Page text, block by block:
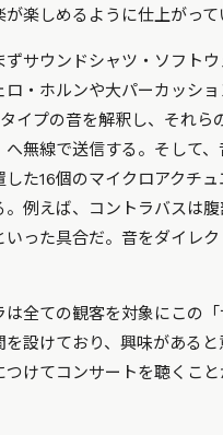
楽しめるように仕上がって
サウンドシャツ・ソフトウ
ロ・ホルンや大パーカッシ
イプの音を解釈し、それら
へ無線で送信する。そして
た16個のマイクロアクチュ
。例えば、コントラバスは
いった具合だ。音をダイレ
全ての観客を対象にこの「
設けており、興味があると
つけてコンサートを聴くこ